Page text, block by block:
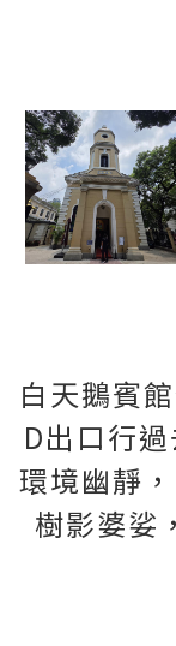
白天鵝賓
D出口行
環境幽靜
樹影婆娑